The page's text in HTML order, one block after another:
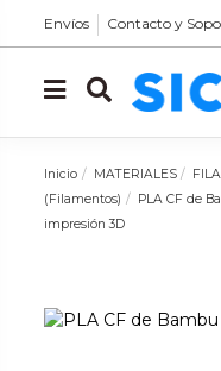
Envíos Contacto y
Inicio MATERIALES
(Filamentos)
PLA CF de
impresión 3D